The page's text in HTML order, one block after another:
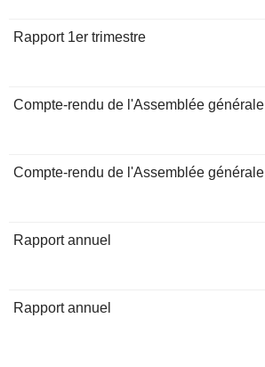
Rapport 1er trimestre
Compte-rendu de l'Assemblée générale
Compte-rendu de l'Assemblée générale
Rapport annuel
Rapport annuel